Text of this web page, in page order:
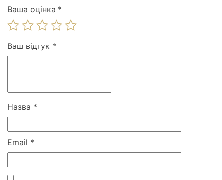
Ваша оцінка *
Ваш відгук *
Назва *
Email *